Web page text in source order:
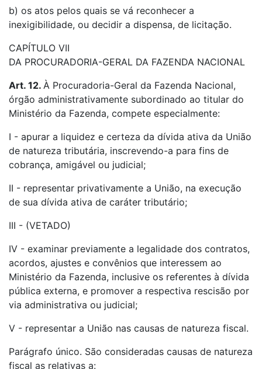
b) os atos pelos quais se vá reconhecer a
inexigibilidade, ou decidir a dispensa, de licitação.
CAPÍTULO VII
DA PROCURADORIA-GERAL DA FAZENDA NACIONAL
Art. 12. À Procuradoria-Geral da Fazenda Nacional,
órgão administrativamente subordinado ao titular do
Ministério da Fazenda, compete especialmente:
I - apurar a liquidez e certeza da dívida ativa da União
de natureza tributária, inscrevendo-a para fins de
cobrança, amigável ou judicial;
II - representar privativamente a União, na execução
de sua dívida ativa de caráter tributário;
III - (VETADO)
IV - examinar previamente a legalidade dos contratos,
acordos, ajustes e convênios que interessem ao
Ministério da Fazenda, inclusive os referentes à dívida
pública externa, e promover a respectiva rescisão por
via administrativa ou judicial;
V - representar a União nas causas de natureza fiscal.
Parágrafo único. São consideradas causas de natureza
fiscal as relativas a: